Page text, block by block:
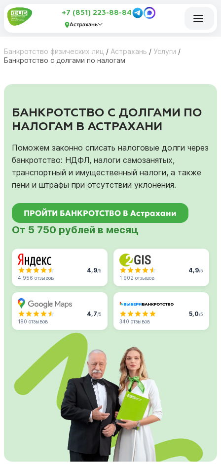
+7 (851) 223-88-84
Астрахань
Банкротство физических лиц / Астрахань / Услуги /
Банкротство с долгами по налогам
БАНКРОТСТВО С ДОЛГАМИ ПО
НАЛОГАМ В АСТРАХАНИ
Поможем законно списать налоговые долги через
банкротство: НДФЛ, налоги самозанятых,
транспортный и имущественный налоги, а также
пени и штрафы при отсутствии уклонения.
ПРОЙТИ БАНКРОТСТВО В Астрахани
От 5 750 рублей в месяц
4,9/5
4 956 отзывов
4,9/5
1 902 отзывов
4,7/5
180 отзывов
5,0/5
340 отзывов